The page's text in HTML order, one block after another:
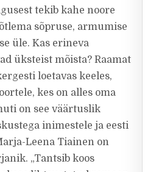
tekib kahe noore
sõpruse, armumise
üle. Kas erineva
üksteist mõista? Raamat
loetavas keeles,
kes on alles oma
on see väärtuslik
inimestele ja eesti
Leena Tiainen on
„Tantsib koos